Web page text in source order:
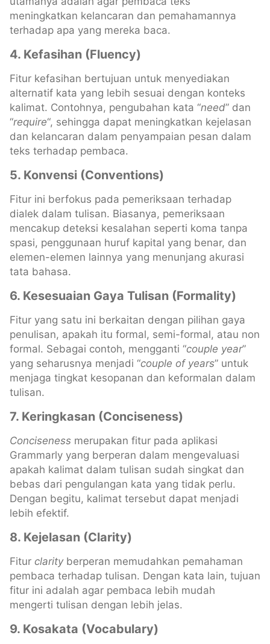
meningkatkan kelancaran dan pemahamannya
terhadap apa yang mereka baca.
4. Kefasihan (Fluency)
Fitur kefasihan bertujuan untuk menyediakan
alternatif kata yang lebih sesuai dengan konteks
kalimat. Contohnya, pengubahan kata “need” dan
“require“, sehingga dapat meningkatkan kejelasan
dan kelancaran dalam penyampaian pesan dalam
teks terhadap pembaca.
5. Konvensi (Conventions)
Fitur ini berfokus pada pemeriksaan terhadap
dialek dalam tulisan. Biasanya, pemeriksaan
mencakup deteksi kesalahan seperti koma tanpa
spasi, penggunaan huruf kapital yang benar, dan
elemen-elemen lainnya yang menunjang akurasi
tata bahasa.
6. Kesesuaian Gaya Tulisan (Formality)
Fitur yang satu ini berkaitan dengan pilihan gaya
penulisan, apakah itu formal, semi-formal, atau non
formal. Sebagai contoh, mengganti “couple year”
yang seharusnya menjadi “couple of years” untuk
menjaga tingkat kesopanan dan keformalan dalam
tulisan.
7. Keringkasan (Conciseness)
Conciseness merupakan fitur pada aplikasi
Grammarly yang berperan dalam mengevaluasi
apakah kalimat dalam tulisan sudah singkat dan
bebas dari pengulangan kata yang tidak perlu.
Dengan begitu, kalimat tersebut dapat menjadi
lebih efektif.
8. Kejelasan (Clarity)
Fitur clarityberperan memudahkan pemahaman
pembaca terhadap tulisan. Dengan kata lain, tujuan
fitur ini adalah agar pembaca lebih mudah
mengerti tulisan dengan lebih jelas.
9. Kosakata (Vocabulary)